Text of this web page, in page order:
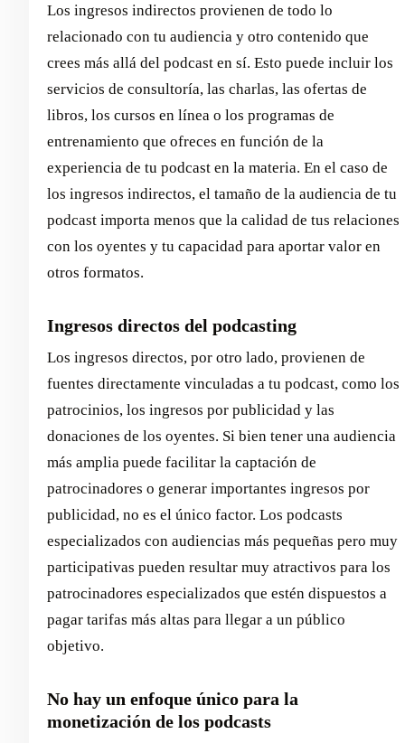
Los ingresos indirectos provienen de todo lo
relacionado con tu audiencia y otro contenido que
crees más allá del podcast en sí. Esto puede incluir los
servicios de consultoría, las charlas, las ofertas de
libros, los cursos en línea o los programas de
entrenamiento que ofreces en función de la
experiencia de tu podcast en la materia. En el caso de
los ingresos indirectos, el tamaño de la audiencia de tu
podcast importa menos que la calidad de tus relaciones
con los oyentes y tu capacidad para aportar valor en
otros formatos.
Ingresos directos del podcasting
Los ingresos directos, por otro lado, provienen de
fuentes directamente vinculadas a tu podcast, como los
patrocinios, los ingresos por publicidad y las
donaciones de los oyentes. Si bien tener una audiencia
más amplia puede facilitar la captación de
patrocinadores o generar importantes ingresos por
publicidad, no es el único factor. Los podcasts
especializados con audiencias más pequeñas pero muy
participativas pueden resultar muy atractivos para los
patrocinadores especializados que estén dispuestos a
pagar tarifas más altas para llegar a un público
objetivo.
No hay un enfoque único para la
monetización de los podcasts